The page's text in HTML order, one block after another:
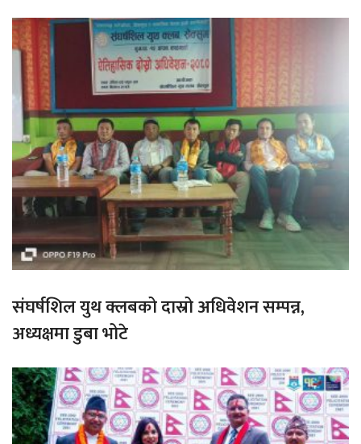
संघर्षशिल युथ क्लबको दास्रो अधिवेशन सम्पन्न,
अध्यक्षमा डुबा भोटे